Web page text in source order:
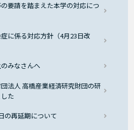
要請を踏まえた本学の対応につ
に係る対応方針（4月23日改
のみなさんへ
法人 高橋産業経済研究財団の研
た
の再延期について